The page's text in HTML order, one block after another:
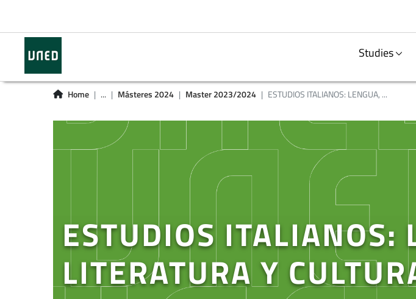
Studies
Home ... Másteres 2024 Master 2023/2024 ESTUDIOS ITALIANOS: LENGUA, ...
ESTUDIOS ITALIANOS:
LITERATURA Y